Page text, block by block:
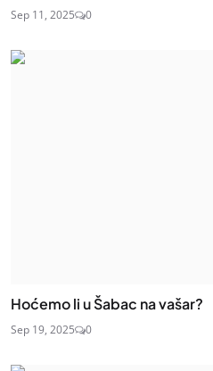
Sep 11, 2025 0
Hoćemo li u Šabac na vašar?
Sep 19, 2025 0